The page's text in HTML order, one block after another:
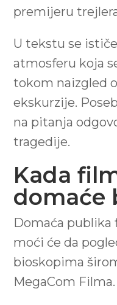
premijeru
U tekstu se
atmosferu koja
tokom naizgled
ekskurzije.
na pitanja
tragedije.
Kada
domaće
Domaća publika
moći će da
bioskopima
MegaCom Filma.